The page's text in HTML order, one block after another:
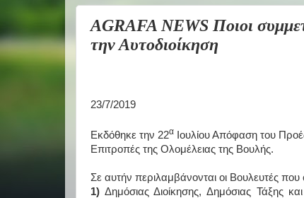
AGRAFA NEWS Ποιοι
την Αυτοδιοίκηση
23/7/2019
Εκδόθηκε την 22α Ιουλίου Απόφαση του
Επιτροπές της Ολομέλειας της Βουλής.
Σε αυτήν περιλαμβάνονται οι Βουλευτές που
1) Δημόσιας Διοίκησης, Δημόσιας Τάξης